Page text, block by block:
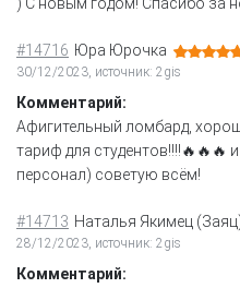
#14716 Юра Юрочка
30/12/2023, источник: 2gis
Комментарий:
Афигительный ломбард,
тариф для студентов!!!!🔥🔥🔥
персонал) советую всём!
#14713 Наталья Якимец
28/12/2023, источник: 2gis
Комментарий: